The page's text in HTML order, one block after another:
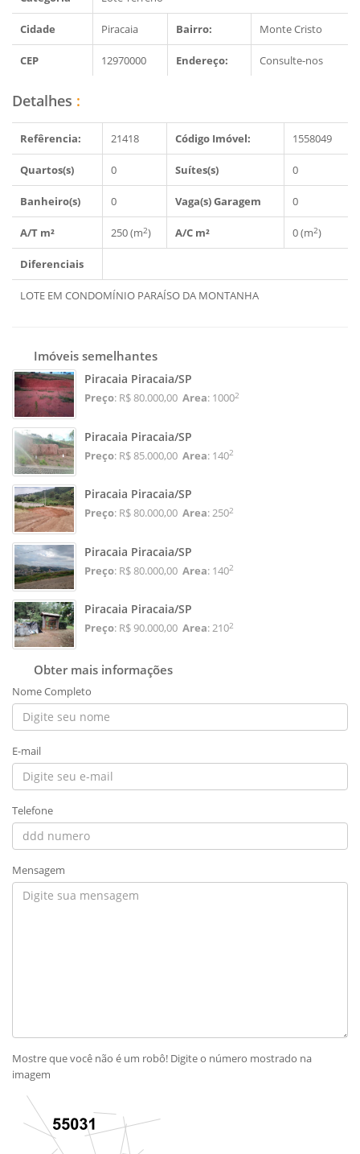
Cidade Piracaia Bairro: Monte Cristo
CEP 12970000 Endereço: Consulte-nos
Detalhes :
Refêrencia: 21418 Código Imóvel: 1558049
Quartos(s) 0 Suítes(s) 0
Banheiro(s) 0 Vaga(s) Garagem 0
A/T m² 250 (m2) A/C m² 0 (m2)
Diferenciais
LOTE EM CONDOMÍNIO PARAÍSO DA MONTANHA
Imóveis semelhantes
Piracaia Piracaia/SP
Preço: R$ 80.000,00 Area: 10002
Piracaia Piracaia/SP
Preço: R$ 85.000,00 Area: 1402
Piracaia Piracaia/SP
Preço: R$ 80.000,00 Area: 2502
Piracaia Piracaia/SP
Preço: R$ 80.000,00 Area: 1402
Piracaia Piracaia/SP
Preço: R$ 90.000,00 Area: 2102
Obter mais informações
Nome Completo
E-mail
Telefone
Mensagem
Mostre que você não é um robô! Digite o número mostrado na
imagem